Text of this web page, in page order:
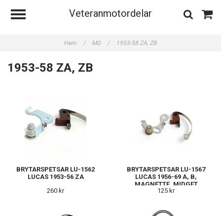
Veteranmotordelar
Hem / MG / 1953-58 ZA, ZB
1953-58 ZA, ZB
BRYTARSPETSAR LU-1562
LUCAS 1953-56 ZA
260 kr
BRYTARSPETSAR LU-1567
LUCAS 1956-69 A, B,
MAGNETTE, MIDGET
125 kr